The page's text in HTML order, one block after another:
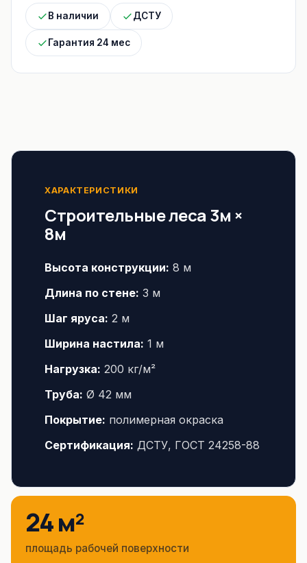
В наличии ДСТУ
Гарантия 24 мес
ХАРАКТЕРИСТИКИ
Строительные леса 3м ×
8м
Высота конструкции: 8 м
Длина по стене: 3 м
Шаг яруса: 2 м
Ширина настила: 1 м
Нагрузка: 200 кг/м²
Труба: Ø 42 мм
Покрытие: полимерная окраска
Сертификация: ДСТУ, ГОСТ 24258-88
24 м²
площадь рабочей поверхности